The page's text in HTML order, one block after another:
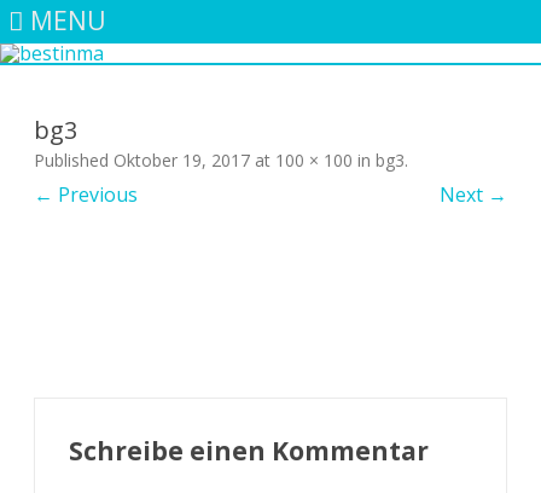
MENU
bg3
Published Oktober 19, 2017 at 100 × 100 in bg3.
← Previous Next →
Schreibe einen Kommentar